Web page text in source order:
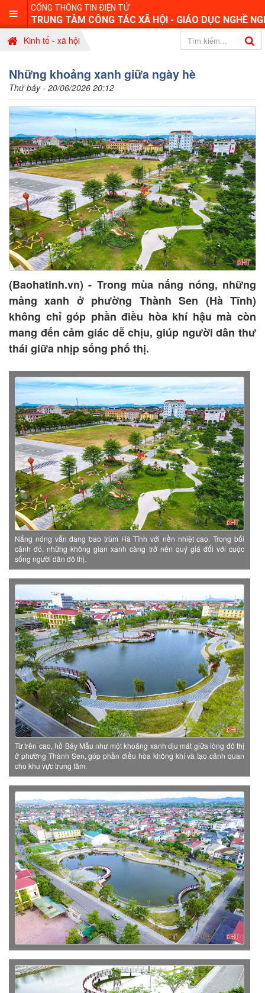
CỔNG THÔNG TIN ĐIỆN TỬ
TRUNG TÂM CÔNG TÁC XÃ HỘI - GIÁO DỤC NGHỀ
Kinh tế - xã hội
Những khoảng xanh giữa ngày hè
Thứ bảy - 20/06/2026 20:12
(Baohatinh.vn) - Trong mùa nắng nóng, những
mảng xanh ở phường Thành Sen (Hà Tĩnh)
không chỉ góp phần điều hòa khí hậu mà còn
mang đến cảm giác dễ chịu, giúp người dân thư
thái giữa nhịp sống phố thị.
Nắng nóng vẫn đang bao trùm Hà Tĩnh với nền nhiệt cao. Trong bối
cảnh đó, những không gian xanh càng trở nên quý giá đối với cuộc
sống người dân đô thị.
Từ trên cao, hồ Bảy Mẫu như một khoảng xanh dịu mát giữa lòng đô thị
ở phường Thành Sen, góp phần điều hòa không khí và tạo cảnh quan
cho khu vực trung tâm.